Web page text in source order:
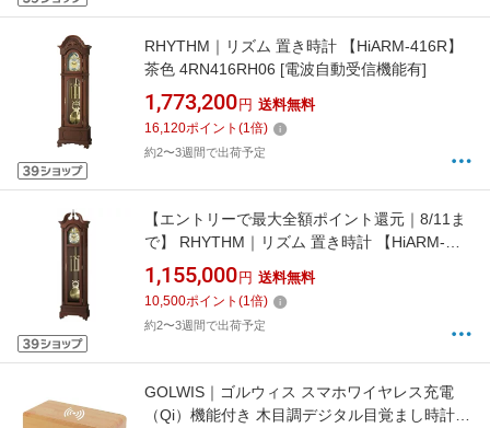
RHYTHM｜リズム 置き時計 【HiARM-416R】
茶色 4RN416RH06 [電波自動受信機能有]
1,773,200 円 送料無料
16,120ポイント (1倍)
約2〜3週間で出荷予定
【エントリーで最大全額ポイント還元｜8/11ま
で】 RHYTHM｜リズム 置き時計 【HiARM-
417R】 茶 4RN417RH06 [電波自動受信機能有]
1,155,000 円 送料無料
10,500ポイント (1倍)
約2〜3週間で出荷予定
GOLWIS｜ゴルウィス スマホワイヤレス充電
（Qi）機能付き 木目調デジタル目覚まし時計